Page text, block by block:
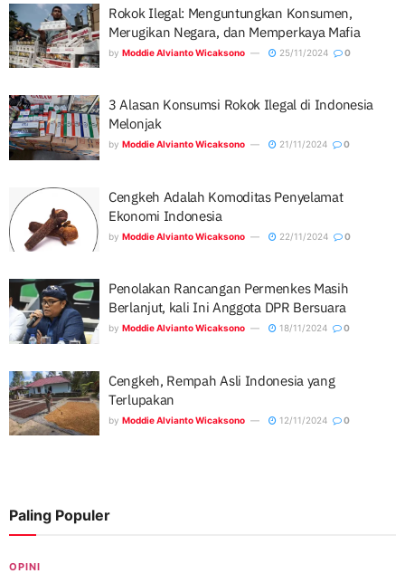
Rokok Ilegal: Menguntungkan Konsumen,
Merugikan Negara, dan Memperkaya Mafia
by Moddie Alvianto Wicaksono 25/11/2024 0
3 Alasan Konsumsi Rokok Ilegal di Indonesia
Melonjak
by Moddie Alvianto Wicaksono 21/11/2024 0
Cengkeh Adalah Komoditas Penyelamat
Ekonomi Indonesia
by Moddie Alvianto Wicaksono 22/11/2024 0
Penolakan Rancangan Permenkes Masih
Berlanjut, kali Ini Anggota DPR Bersuara
by Moddie Alvianto Wicaksono 18/11/2024 0
Cengkeh, Rempah Asli Indonesia yang
Terlupakan
by Moddie Alvianto Wicaksono 12/11/2024 0
Paling Populer
OPINI